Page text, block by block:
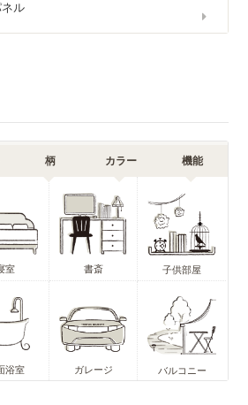
ル
柄 カラー 機能
室 書斎 子供部屋
浴室 ガレージ バルコニー